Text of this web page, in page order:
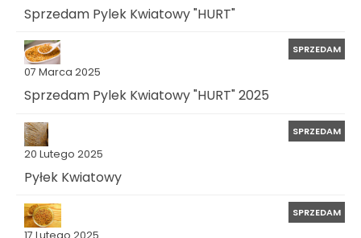
Sprzedam Pylek Kwiatowy "HURT"
07 Marca 2025
SPRZEDAM
Sprzedam Pylek Kwiatowy "HURT" 2025
20 Lutego 2025
SPRZEDAM
Pyłek Kwiatowy
SPRZEDAM